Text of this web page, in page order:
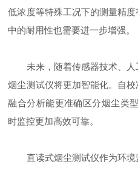
低浓度等特殊工况下的测量精
中的耐用性也需要进一步增强。
未来，随着传感器技术、人
烟尘测试仪将更加智能化。自
融合分析能更准确区分烟尘类
时监控更加高效可靠。
直读式烟尘测试仪作为环境